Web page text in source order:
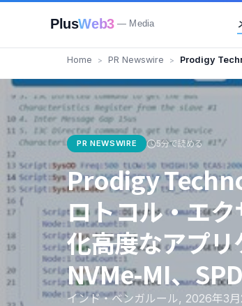
PlusWeb3 — Media
Home PR Newswire
Prodigy
ルプロトコル
PR NEWSWIRE 5分で読める
Prodigy
ロトコル・エ
化――高度なアプ
NVMe-MI、
インド・ベンガルール, 2026年3